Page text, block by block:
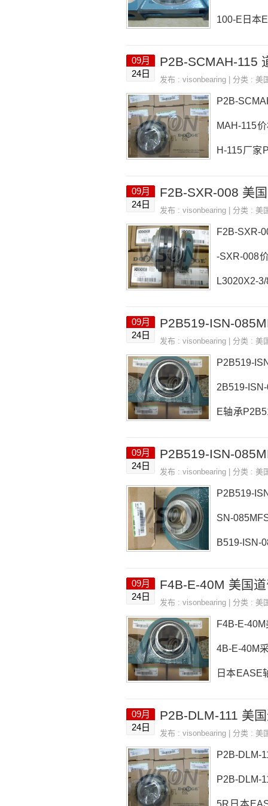
100-E日本
1，
09月
24日
P2B-SCMAH-115
发布 : visonbearing | 分类 : 美
P2B-
MAH-115
H-115厂家
H-115价格
09月
24日
F2B-SXR-008 美
发布 : visonbearing | 分类 : 美
F2B-SXR-
-SXR-008
L3020X2-
-008，
09月
24日
发布 : visonbearing | 分类 : 美
P2B519-
2B519-
E轴承
LS参数
09月
24日
发布 : visonbearing | 分类 : 美
P2B519-
SN-
B519-ISN-
参数
09月
24日
发布 : visonbearing | 分类 : 美
F4B-E-
4B-E-40M
日本EASE
L 32309U
09月
24日
发布 : visonbearing | 分类 : 美
P2B-DLM-
P2B-DLM-